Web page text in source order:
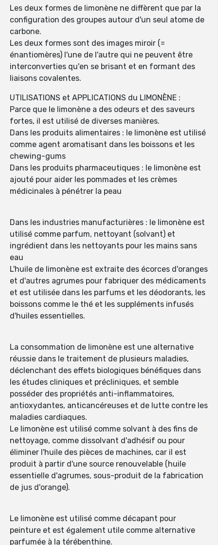
Les deux formes de limonène ne diffèrent que par la
configuration des groupes autour d'un seul atome de
carbone.
Les deux formes sont des images miroir (=
énantiomères) l'une de l'autre qui ne peuvent être
interconverties qu'en se brisant et en formant des
liaisons covalentes.
UTILISATIONS et APPLICATIONS du LIMONÈNE :
Parce que le limonène a des odeurs et des saveurs
fortes, il est utilisé de diverses manières.
Dans les produits alimentaires : le limonène est utilisé
comme agent aromatisant dans les boissons et les
chewing-gums
Dans les produits pharmaceutiques : le limonène est
ajouté pour aider les pommades et les crèmes
médicinales à pénétrer la peau
Dans les industries manufacturières : le limonène est
utilisé comme parfum, nettoyant (solvant) et
ingrédient dans les nettoyants pour les mains sans
eau
L'huile de limonène est extraite des écorces d'oranges
et d'autres agrumes pour fabriquer des médicaments
et est utilisée dans les parfums et les déodorants, les
boissons comme le thé et les suppléments infusés
d'huiles essentielles.
La consommation de limonène est une alternative
réussie dans le traitement de plusieurs maladies,
déclenchant des effets biologiques bénéfiques dans
les études cliniques et précliniques, et semble
posséder des propriétés anti-inflammatoires,
antioxydantes, anticancéreuses et de lutte contre les
maladies cardiaques.
Le limonène est utilisé comme solvant à des fins de
nettoyage, comme dissolvant d'adhésif ou pour
éliminer l'huile des pièces de machines, car il est
produit à partir d'une source renouvelable (huile
essentielle d'agrumes, sous-produit de la fabrication
de jus d'orange).
Le limonène est utilisé comme décapant pour
peinture et est également utile comme alternative
parfumée à la térébenthine.